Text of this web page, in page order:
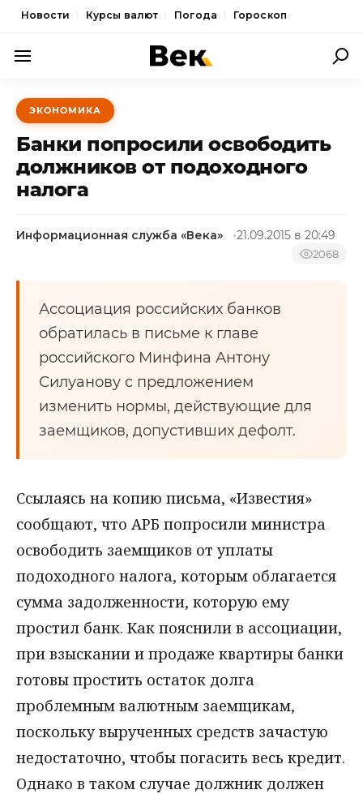
Новости Курсы валют Погода Гороскоп
ПОЛИТИКА
ЭКОНОМИКА
ОБЩЕСТВО
СПОРТ
ЭКОНОМИКА
Банки попросили освободить
должников от подоходного
налога
Информационная служба «Века» 21.09.2015 в 20:49
2068
Ассоциация российских банков
обратилась в письме к главе
российского Минфина Антону
Силуанову с предложением
изменить нормы, действующие для
заемщиков, допустивших дефолт.
Ссылаясь на копию письма, «Известия»
сообщают, что АРБ попросили министра
освободить заемщиков от уплаты
подоходного налога, которым облагается
сумма задолженности, которую ему
простил банк. Как пояснили в ассоциации,
при взыскании и продаже квартиры банки
готовы простить остаток долга
проблемным валютным заемщикам,
поскольку вырученных средств зачастую
недостаточно, чтобы погасить весь кредит.
Однако в таком случае должник должен